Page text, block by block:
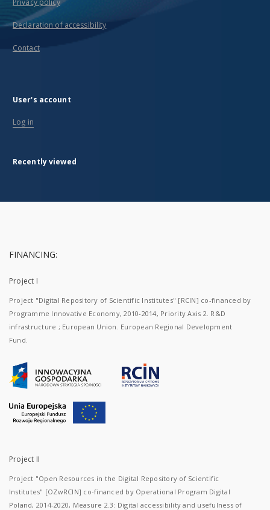
Privacy policy
Declaration of accessibility
Contact
User's account
Log in
Recently viewed
FINANCING:
Project I
Project "Digital Repository of Scientific Institutes" [RCIN] co-financed by
Programme Innovative Economy, 2010-2014, Priority Axis 2. R&D
infrastructure ; European Union. European Regional Development
Fund.
Project II
Project "Open Resources in the Digital Repository of Scientific
Institutes" [OZwRCIN] co-financed by Operational Program Digital
Poland, 2014-2020, Measure 2.3: Digital accessibility and usefulness of